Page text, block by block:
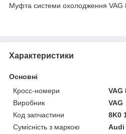
Муфта системи охолодження VAG
Характеристики
Основні
Кросс-номери
VAG
Виробник
VAG
Код запчастини
8K0
Сумісність з маркою
Audi